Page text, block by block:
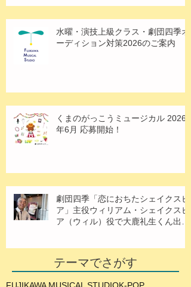
水曜・演技上級クラス・劇団四季オ
ーディション対策2026のご案内
くまのがっこうミュージカル 2026
年6月 応募開始！
劇団四季「恋におちたシェイクスピ
ア」主役ウィリアム・シェイクスピ
ア（ウィル）役で大鹿礼生くん出
テーマでさがす